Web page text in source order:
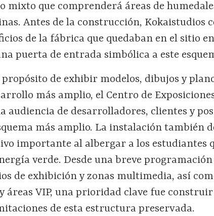
mixto que comprenderá áreas de
Antes de la construcción, Kokaistudios
de la fábrica que quedaban en el sitio
puerta de entrada simbólica a este
de exhibir modelos, dibujos y
más amplio, el Centro de
audiencia de desarrolladores, clientes y
más amplio. La instalación también
importante al albergar a los estudiantes
verde. Desde una breve
de exhibición y zonas multimedia, así
áreas VIP, una prioridad clave fue
de esta estructura preservada.